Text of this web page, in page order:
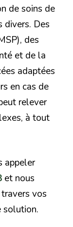
de soins de
divers. Des
des
et de la
adaptées
en cas de
relever
à tout
appeler
et nous
vos
solution.